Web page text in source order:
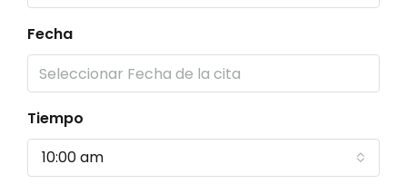
Fecha
Tiempo
10:00 am